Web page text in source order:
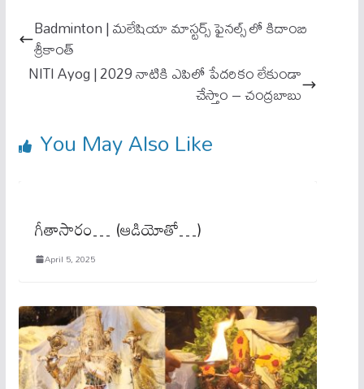
ok A
Badminton | మ‌లేషియా మాస్ట‌ర్స్ ఫైన‌ల్స్ లో కిదాంబి
శ్రీకాంత్
NITI Ayog | 2029 నాటికి ఎపిలో పేదరికం లేకుండా
చేస్తాం – చంద్ర‌బాబు
You May Also Like
గీతాసారం… (ఆడియోతో…)
April 5, 2025